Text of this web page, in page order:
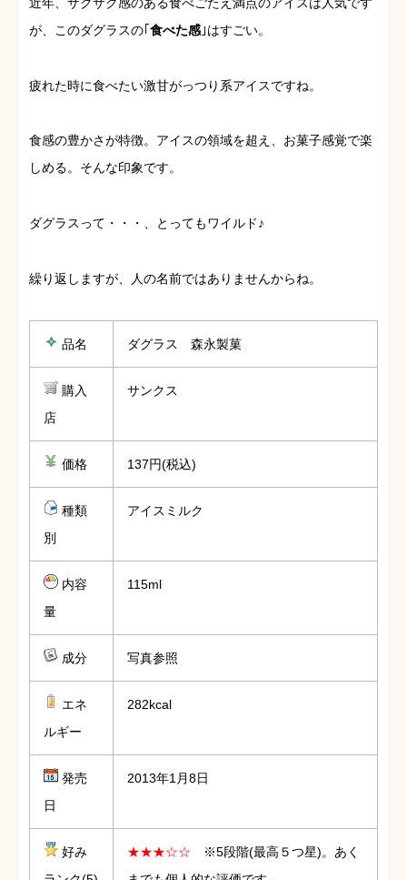
が、このダグラスの｢ 食べた感 ｣はすごい。
疲れた時に食べたい激甘がっつり系アイスですね。
食感の豊かさが特徴。アイスの領域を超え、お菓子感覚で楽
しめる。そんな印象です。
ダグラスって・・・、とってもワイルド♪
繰り返しますが、人の名前ではありませんからね。
品名 ダグラス 森永製菓
購入
店
サンクス
価格 137円(税込)
種類
別
アイスミルク
内容
量
115ml
成分 写真参照
エネ
ルギー
282kcal
発売
日
2013年1月8日
好み
★★★☆☆
※5段階(最高５つ星)。あく